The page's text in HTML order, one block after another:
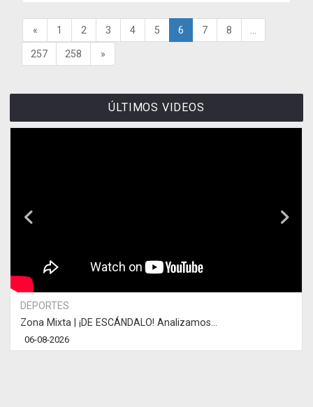
« 1 2 3 4 5 6 7 8
257 258 »
ÚLTIMOS VIDEOS
DEPORTES
Zona Mixta | ¡DE ESCÁNDALO! Analizamos...
06-08-2026